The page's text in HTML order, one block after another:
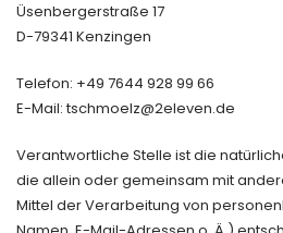
Üsenbergerstraße 17
D-79341 Kenzingen
Telefon: +49 7644 928 99 66
E-Mail: tschmoelz@2eleven.de
Verantwortliche Stelle ist die
die allein oder gemeinsam mit
Mittel der Verarbeitung von